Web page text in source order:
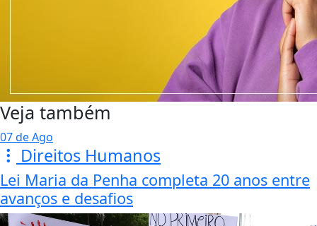
Veja também
07 de Ago
Direitos Humanos
Lei Maria da Penha completa 20 anos entre
avanços e desafios